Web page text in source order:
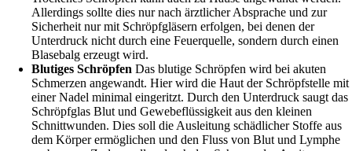
Allerdings sollte dies nur nach ärztlicher Absprache und zur
Sicherheit nur mit Schröpfgläsern erfolgen, bei denen der
Unterdruck nicht durch eine Feuerquelle, sondern durch einen
Blasebalg erzeugt wird.
Blutiges Schröpfen Das blutige Schröpfen wird bei akuten
Schmerzen angewandt. Hier wird die Haut der Schröpfstelle mit
einer Nadel minimal eingeritzt. Durch den Unterdruck saugt das
Schröpfglas Blut und Gewebeflüssigkeit aus den kleinen
Schnittwunden. Dies soll die Ausleitung schädlicher Stoffe aus
dem Körper ermöglichen und den Fluss von Blut und Lymphe